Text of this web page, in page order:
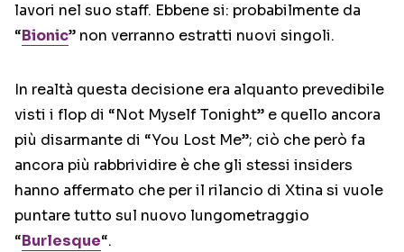
lavori nel suo staff. Ebbene si: probabilmente da
“Bionic” non verranno estratti nuovi singoli.
In realtà questa decisione era alquanto prevedibile
visti i flop di “Not Myself Tonight” e quello ancora
più disarmante di “You Lost Me”; ciò che però fa
ancora più rabbrividire è che gli stessi insiders
hanno affermato che per il rilancio di Xtina si vuole
puntare tutto sul nuovo lungometraggio
“Burlesque“.